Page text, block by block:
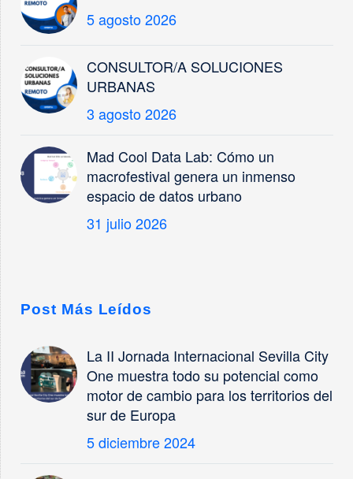
5 agosto 2026
CONSULTOR/A SOLUCIONES
URBANAS
3 agosto 2026
Mad Cool Data Lab: Cómo un
macrofestival genera un inmenso
espacio de datos urbano
31 julio 2026
Post Más Leídos
La II Jornada Internacional Sevilla City
One muestra todo su potencial como
motor de cambio para los territorios del
sur de Europa
5 diciembre 2024